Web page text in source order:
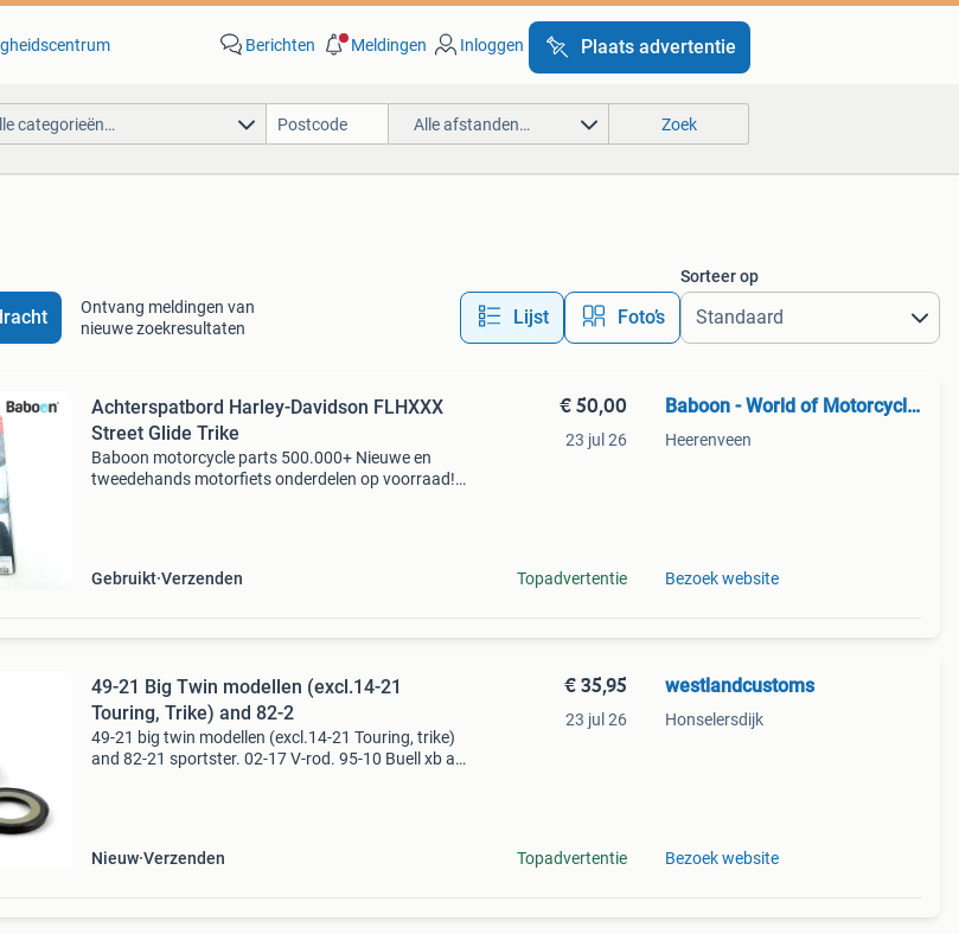
Berichten Meldingen Inloggen Plaats advertentie
categorieën… Alle afstanden… Zoek
Ontvang meldingen van
nieuwe zoekresultaten
Lijst Foto’s
Sorteer op
Achterspatbord Harley-Davidson FLHXXX
Street Glide Trike
Baboon motorcycle parts 500.000+ Nieuwe en
tweedehands motorfiets onderdelen op voorraad!
Gebruikt Verzenden
€ 50,00
23 jul 26
Topadvertentie
Baboon - World of Motorcycle Parts
Heerenveen
Bezoek website
49-21 Big Twin modellen (excl.14-21
Touring, Trike) and 82-2
49-21 big twin modellen (excl.14-21 Touring, trike)
and 82-21 sportster. 02-17 V-rod. 95-10 Buell xb all
Nieuw Verzenden
€ 35,95
23 jul 26
Topadvertentie
westlandcustoms
Honselersdijk
Bezoek website